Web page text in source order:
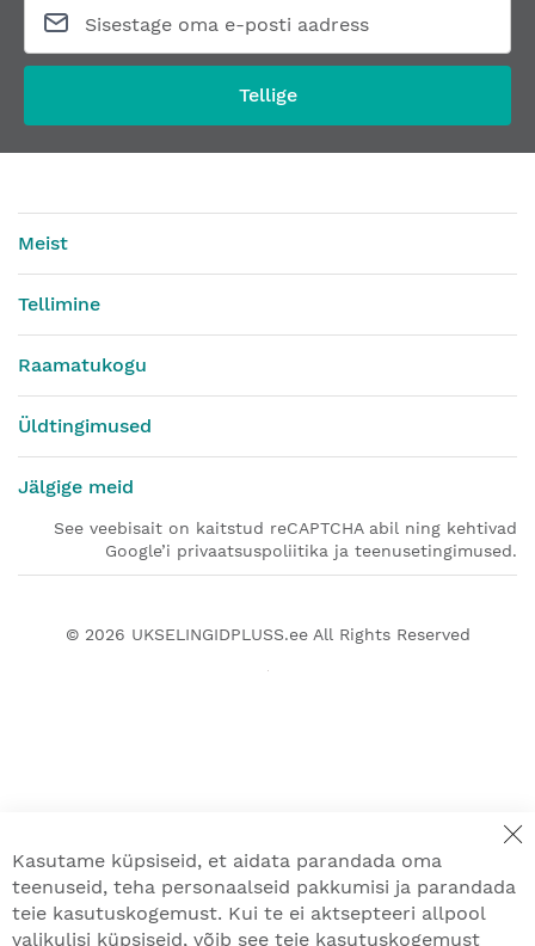
Tellige
Meist
Tellimine
Raamatukogu
Üldtingimused
Jälgige meid
See veebisait on kaitstud reCAPTCHA abil ning kehtivad
Google’i privaatsuspoliitika ja teenusetingimused.
© 2026 UKSELINGIDPLUSS.eeAll Rights Reserved
Kasutame küpsiseid, et aidata parandada oma
teenuseid, teha personaalseid pakkumisi ja parandada
teie kasutuskogemust. Kui te ei aktsepteeri allpool
valikulisi küpsiseid, võib see teie kasutuskogemust